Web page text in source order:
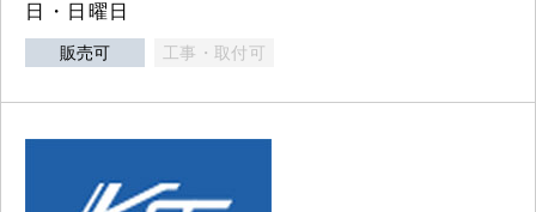
日・日曜日
販売可 工事・取付可